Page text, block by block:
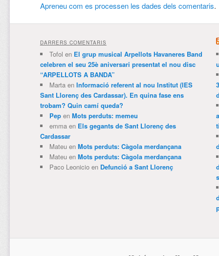
Apreneu com es processen les dades dels comentaris.
DARRERS COMENTARIS
Tofol en El grup musical Arpellots Havaneres Band
celebren el seu 25è aniversari presentat el nou disc
“ARPELLOTS A BANDA”
Martaen Informació referent al nou Institut (IES
Sant Llorenç des Cardassar). En quina fase ens
trobam? Quin camí queda?
Pepen Mots perduts: memeu
emmaen Els gegants de Sant Llorenç des
Cardassar
Mateuen Mots perduts: Càgola merdançana
Mateuen Mots perduts: Càgola merdançana
Paco Leonicioen Defunció a Sant Llorenç